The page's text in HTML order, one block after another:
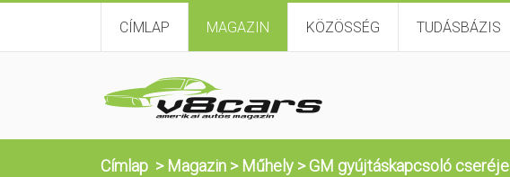
CÍMLAP MAGAZIN KÖZÖSSÉG TUDÁSBÁZIS
Címlap > Magazin > Műhely >GM gyújtáskapcsoló cseréje